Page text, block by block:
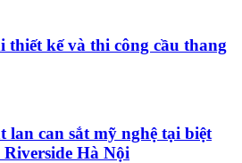
thiết kế và thi công cầu thang
lan can sắt mỹ nghệ tại biệt
Hà Nội